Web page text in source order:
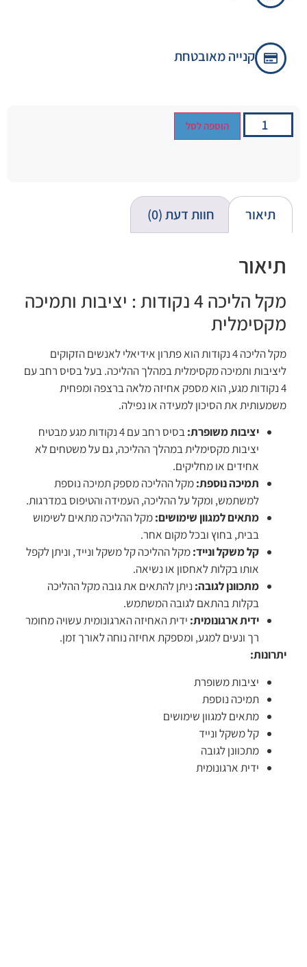
קנייה מאובטחת
הוספה לסל
תיאור חוות דעת (0)
תיאור
מקל הליכה 4 נקודות : יציבות ותמיכה
מקסימלית
מקל הליכה 4 נקודות הוא פתרון אידיאלי לאנשים הזקוקים
ליציבות ותמיכה מקסימלית במהלך ההליכה. בעל בסיס רחב עם
4 נקודות מגע, הוא מספק אחיזה מלאה ברצפה ומפחית
משמעותית את הסיכון למעידה או נפילה.
יציבות משופרת:
בסיס רחב עם 4 נקודות מגע מבטיח
יציבות מקסימלית במהלך ההליכה, גם על משטחים לא
אחידים או מחליקים.
תמיכה נוספת:מקל ההליכה מספק תמיכה נוספת
למשתמש, ומקל על ההליכה, העמידה והטיפוס במדרגות.
מתאים למגוון שימושים:מקל ההליכה מתאים לשימוש
בבית, בחוץ ובכל מקום אחר.
קל משקל ונייד:מקל ההליכה קל משקל ונייד, וניתן לקפל
אותו בקלות לאחסון או נשיאה.
מתכוונן לגובה: ניתן להתאים את גובה מקל ההליכה
בקלות בהתאם לגובה המשתמש.
ידית ארגונומית: ידית האחיזה הארגונומית עשויה מחומר
רך ונעים למגע, ומספקת אחיזה נוחה לאורך זמן.
יתרונות:
יציבות משופרת
תמיכה נוספת
מתאים למגוון שימושים
קל משקל ונייד
מתכוונן לגובה
ידית ארגונומית